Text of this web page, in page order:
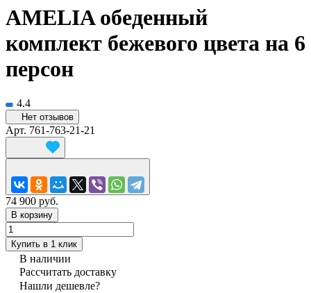
AMELIA обеденный
комплект бежевого цвета на 6
персон
4.4
Нет отзывов
Арт. 761-763-21-21
74 900 руб.
В корзину
Купить в 1 клик
В наличии
Рассчитать доставку
Нашли дешевле?